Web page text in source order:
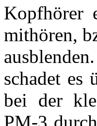
Kopfhörer
mithören,
schadet es
bei der
PM-3